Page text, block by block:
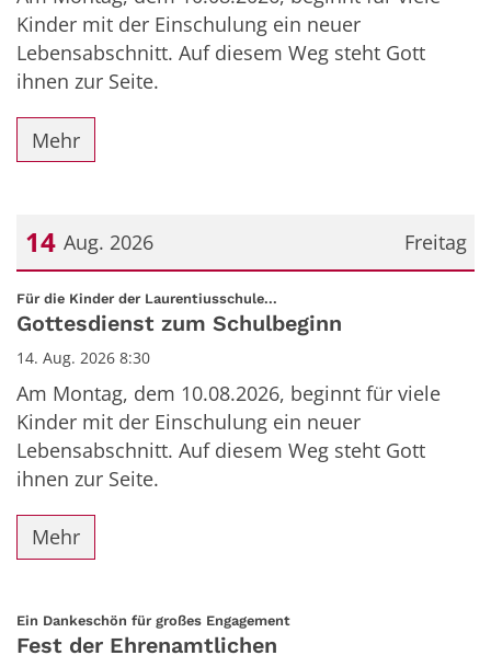
Kinder mit der Einschulung ein neuer
Lebensabschnitt. Auf diesem Weg steht Gott
ihnen zur Seite.
Mehr
Freitag
14 Aug. 2026
Datum: 14. August 2026
Für die Kinder der Laurentiusschule...
Gottesdienst zum Schulbeginn
14. Aug. 2026 8:30
Am Montag, dem 10.08.2026, beginnt für viele
Kinder mit der Einschulung ein neuer
Lebensabschnitt. Auf diesem Weg steht Gott
ihnen zur Seite.
Mehr
Ein Dankeschön für großes Engagement:
Fest der Ehrenamtlichen